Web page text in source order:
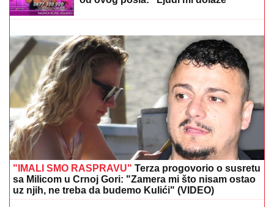
SKANDAL U ISTANBULU!
Emina Jahović pokradena
za 50.000 EVRA: Nasela na prevaru devojke iz Crne
Gore
KLADIONIČARSKI KOKTEL:Tiket
sastavljen od različitih sportova
SKANDAL POSLE "ELITE"
Anastasijin otac zvao Borinu